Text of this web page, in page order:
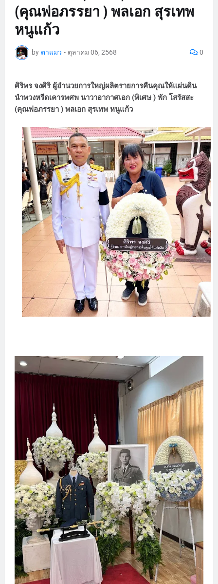
(คุณพ่อภรรยา ) พลเอก สุรเทพ
หนูแก้ว
by ตาแมว - ตุลาคม 06, 2568 0
ศิริพร จงศิริ ผู้อำนวยการใหญ่ผลิตรายการคืนคุณให้แผ่นดิน
นำพวงหรีดเคารพศพ นาวาอากาศเอก (พิเศษ ) พัก โสรัสสะ
(คุณพ่อภรรยา ) พลเอก สุรเทพ หนูแก้ว